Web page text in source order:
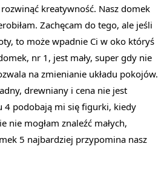
kreatywność. Nasz domek
Zachęcam do tego, ale jeśli
to może wpadnie Ci w oko któryś
nr 1, jest mały, super gdy nie
na zmienianie układu pokojów.
drewniany i cena nie jest
4 podobają mi się figurki, kiedy
nie mogłam znaleźć małych,
5 najbardziej przypomina nasz